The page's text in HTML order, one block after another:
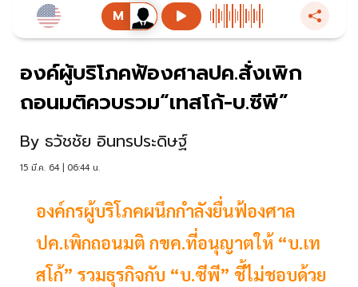
องค์ผู้บริโภคฟ้องศาลปค.สั่งเพิก
ถอนมติควบรวม“เทสโก้-บ.ซีพี”
By ธวัชชัย อินทรประดิษฐ์
15 มี.ค. 64 | 06:44 น.
องค์กรผู้บริโภคผนึกกำลังยื่นฟ้องศาล
ปค.เพิกถอนมติ กขค.ที่อนุญาตให้ “บ.เท
สโก้” รวมธุรกิจกับ “บ.ซีพี” ชี้ไม่ชอบด้วย